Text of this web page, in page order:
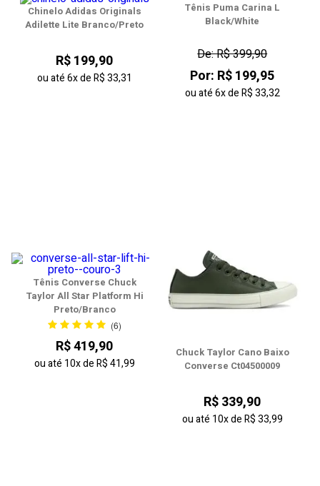
Chinelo Adidas Originals
Adilette Lite Branco/Preto
R$ 199,90
ou até6xdeR$ 33,31
Tênis Puma Carina L
Black/White
De: R$ 399,90
Por: R$ 199,95
ou até6xdeR$ 33,32
Tênis Converse Chuck
Taylor All Star Platform Hi
Preto/Branco
(6)
R$ 419,90
ou até 10xdeR$ 41,99
Chuck Taylor Cano Baixo
Converse Ct04500009
R$ 339,90
ou até 10xdeR$ 33,99